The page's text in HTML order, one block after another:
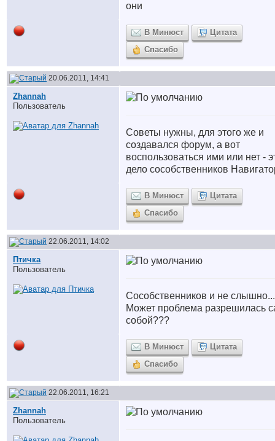
они
В Минюст
Цитата
Спасибо
20.06.2011, 14:41
Zhannah
Пользователь
Советы нужны, для этого же и
создавался форум, а вот
воспользоваться ими или нет -
дело сособственников
В Минюст
Цитата
Спасибо
22.06.2011, 14:02
Птичка
Пользователь
Сособственников и не слышно...
Может проблема разрешилась
собой???
В Минюст
Цитата
Спасибо
22.06.2011, 16:21
Zhannah
Пользователь